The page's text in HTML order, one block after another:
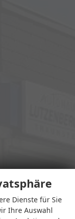
Dienste für Sie
Ihre Auswahl